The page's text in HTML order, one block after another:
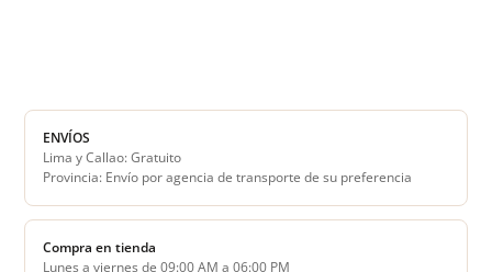
ENVÍOS
Lima y Callao: Gratuito
Provincia: Envío por agencia de transporte de su preferencia
Compra en tienda
Lunes a viernes de 09:00 AM a 06:00 PM